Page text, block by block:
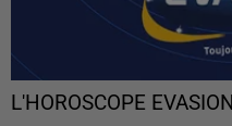
L'HOROSCOPE EVASION